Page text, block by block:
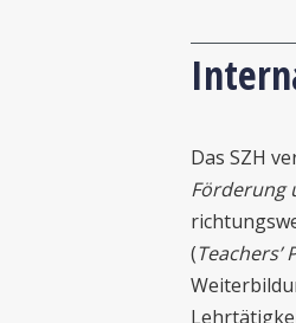
Das SZH
Förderung
(